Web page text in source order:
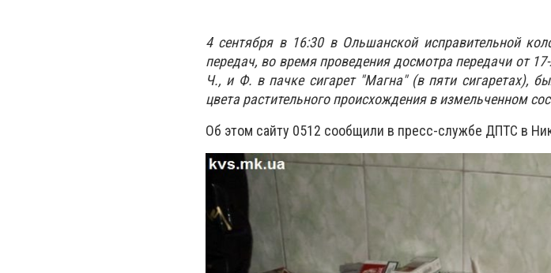
4 сентября в 16:30 в Ольшанскойисправительной
передач, во время проведения досмотрапередачи от
Ч., и Ф. в пачке сигарет "Магна" (в пяти сигаретах),
цвета растительного происхождения в измельченном
Об этом сайту 0512 сообщили в пресс-службе ДПТС в